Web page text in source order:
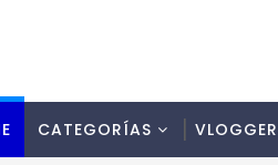
CATEGORÍAS